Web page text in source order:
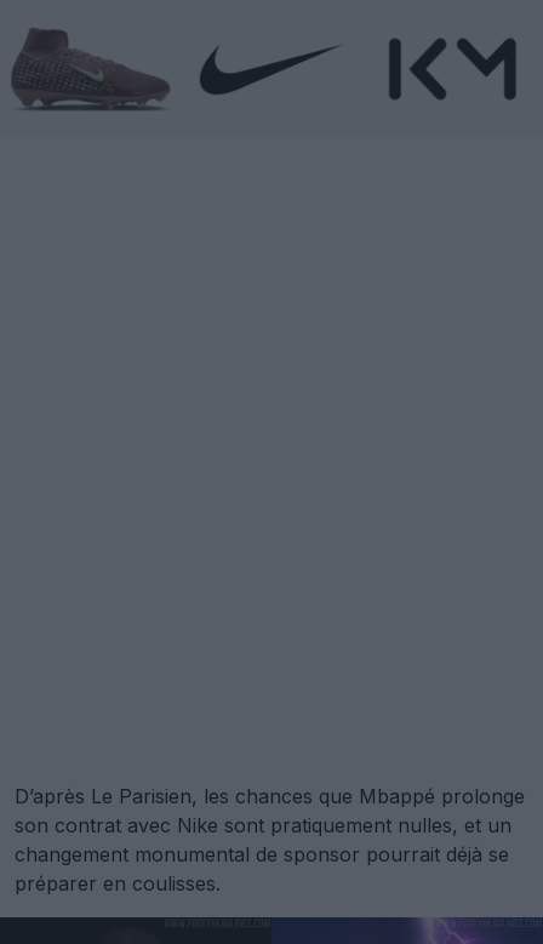
D’après Le Parisien, les chances que Mbappé prolonge
son contrat avec Nike sont pratiquement nulles, et un
changement monumental de sponsor pourrait déjà se
préparer en coulisses.